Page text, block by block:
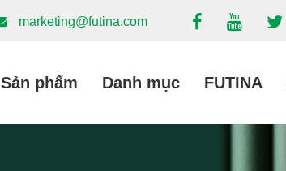
marketing@futina.com
Sản phẩm Danh mục FUTINA